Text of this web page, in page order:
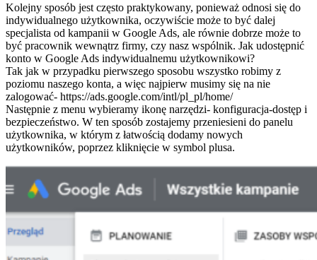
Kolejny sposób jest często praktykowany, ponieważ odnosi się do
indywidualnego użytkownika, oczywiście może to być dalej
specjalista od kampanii w Google Ads, ale równie dobrze może to
być pracownik wewnątrz firmy, czy nasz wspólnik. Jak udostępnić
konto w Google Ads indywidualnemu użytkownikowi?
Tak jak w przypadku pierwszego sposobu wszystko robimy z
poziomu naszego konta, a więc najpierw musimy się na nie
zalogować- https://ads.google.com/intl/pl_pl/home/
Następnie z menu wybieramy ikonę narzędzi- konfiguracja-dostęp i
bezpieczeństwo. W ten sposób zostajemy przeniesieni do panelu
użytkownika, w którym z łatwością dodamy nowych
użytkowników, poprzez kliknięcie w symbol plusa.